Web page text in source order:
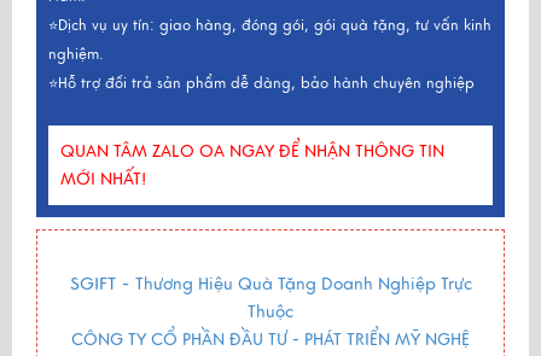
⭐Dịch vụ uy tín: giao hàng, đóng gói, gói quà tặng, tư vấn kinh
nghiệm.
⭐Hỗ trợ đổi trả sản phẩm dễ dàng, bảo hành chuyên nghiệp
QUAN TÂM ZALO OA NGAY ĐỂ NHẬN THÔNG TIN
MỚI NHẤT!
SGIFT - Thương Hiệu Quà Tặng Doanh Nghiệp Trực
Thuộc
CÔNG TY CỔ PHẦN ĐẦU TƯ - PHÁT TRIỂN MỸ NGHỆ